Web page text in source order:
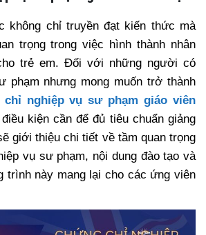
không chỉ truyền đạt kiến thức mà
trọng trong việc hình thành nhân
trẻ em. Đối với những người có
phạm nhưng mong muốn trở thành
chỉ nghiệp vụ sư phạm giáo viên
kiện cần để đủ tiêu chuẩn giảng
giới thiệu chi tiết về tầm quan trọng
vụ sư phạm, nội dung đào tạo và
trình này mang lại cho các ứng viên